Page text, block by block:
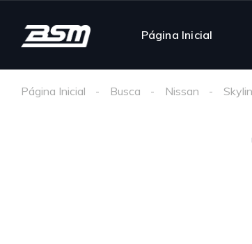
Página Inicial
Página Inicial Busca Nissan